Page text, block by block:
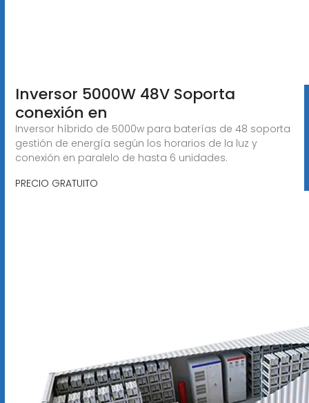
Inversor 5000W 48V Soporta
conexión en
Inversor híbrido de 5000w para baterías de 48 soporta
gestión de energía según los horarios de la luz y
conexión en paralelo de hasta 6 unidades.
PRECIO GRATUITO